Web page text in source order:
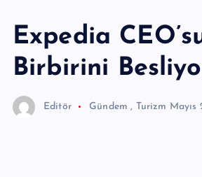
Expedia
Birbirini
Editör Gündem , Turizm Mayıs